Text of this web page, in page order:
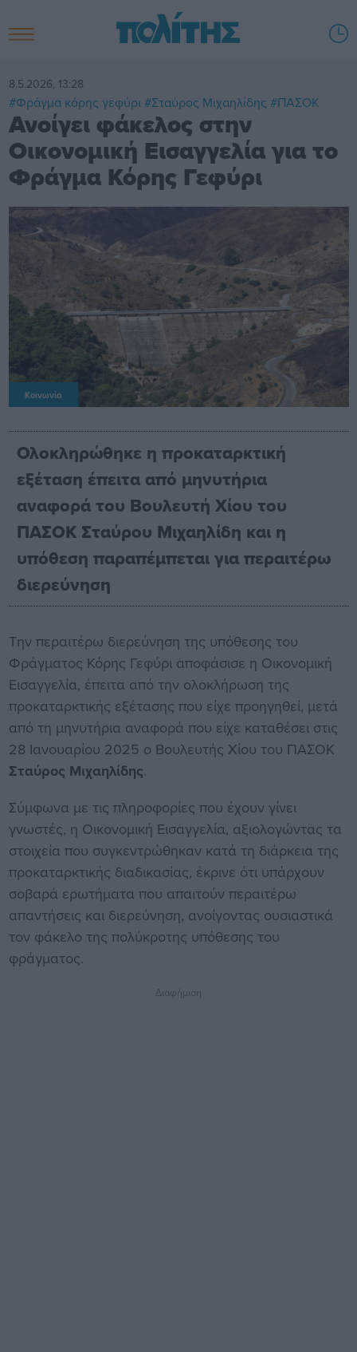
8.5.2026, 13:28
#Φράγμα κόρης γεφύρι #Σταύρος Μιχαηλίδης #ΠΑΣΟΚ
Ανοίγει φάκελος στην
Οικονομική Εισαγγελία για το
Φράγμα Κόρης Γεφύρι
Κοινωνία
Ολοκληρώθηκε η προκαταρκτική
εξέταση έπειτα από μηνυτήρια
αναφορά του Βουλευτή Χίου του
ΠΑΣΟΚ Σταύρου Μιχαηλίδη και η
υπόθεση παραπέμπεται για περαιτέρω
διερεύνηση
Την περαιτέρω διερεύνηση της υπόθεσης του
Φράγματος Κόρης Γεφύρι αποφάσισε η Οικονομική
Εισαγγελία, έπειτα από την ολοκλήρωση της
προκαταρκτικής εξέτασης που είχε προηγηθεί, μετά
από τη μηνυτήρια αναφορά που είχε καταθέσει στις
28 Ιανουαρίου 2025 ο Βουλευτής Χίου του ΠΑΣΟΚ
Σταύρος Μιχαηλίδης.
Σύμφωνα με τις πληροφορίες που έχουν γίνει
γνωστές, η Οικονομική Εισαγγελία, αξιολογώντας τα
στοιχεία που συγκεντρώθηκαν κατά τη διάρκεια της
προκαταρκτικής διαδικασίας, έκρινε ότι υπάρχουν
σοβαρά ερωτήματα που απαιτούν περαιτέρω
απαντήσεις και διερεύνηση, ανοίγοντας ουσιαστικά
τον φάκελο της πολύκροτης υπόθεσης του
φράγματος.
Διαφήμιση